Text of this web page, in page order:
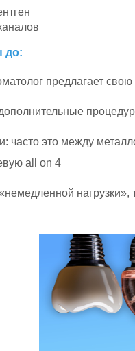
до:
предлагает
часто это между
all on 4